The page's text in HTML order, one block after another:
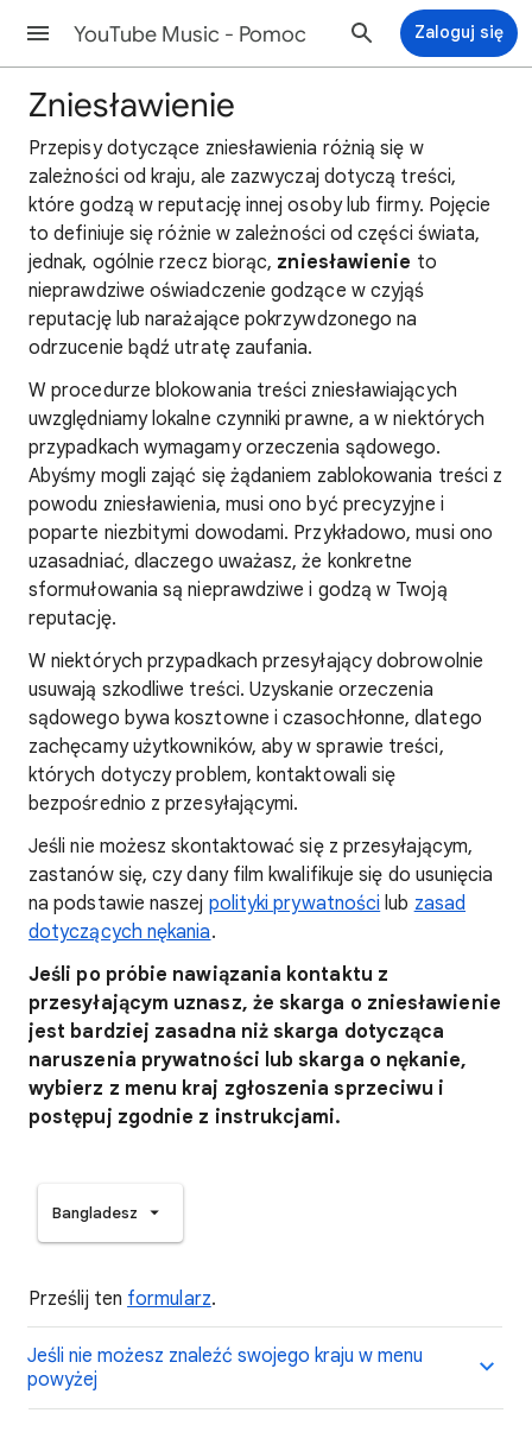
YouTube Music - Pomoc Zaloguj się
Zniesławienie
Przepisy dotyczące zniesławienia różnią się w
zależności od kraju, ale zazwyczaj dotyczą treści,
które godzą w reputację innej osoby lub firmy. Pojęcie
to definiuje się różnie w zależności od części świata,
jednak, ogólnie rzecz biorąc, zniesławienie to
nieprawdziwe oświadczenie godzące w czyjąś
reputację lub narażające pokrzywdzonego na
odrzucenie bądź utratę zaufania.
W procedurze blokowania treści zniesławiających
uwzględniamy lokalne czynniki prawne, a w niektórych
przypadkach wymagamy orzeczenia sądowego.
Abyśmy mogli zająć się żądaniem zablokowania treści z
powodu zniesławienia, musi ono być precyzyjne i
poparte niezbitymi dowodami. Przykładowo, musi ono
uzasadniać, dlaczego uważasz, że konkretne
sformułowania są nieprawdziwe i godzą w Twoją
reputację.
W niektórych przypadkach przesyłający dobrowolnie
usuwają szkodliwe treści. Uzyskanie orzeczenia
sądowego bywa kosztowne i czasochłonne, dlatego
zachęcamy użytkowników, aby w sprawie treści,
których dotyczy problem, kontaktowali się
bezpośrednio z przesyłającymi.
Jeśli nie możesz skontaktować się z przesyłającym,
zastanów się, czy dany film kwalifikuje się do usunięcia
na podstawie naszej polityki prywatności lub zasad
dotyczących nękania.
Jeśli po próbie nawiązania kontaktu z
przesyłającym uznasz, że skarga o zniesławienie
jest bardziej zasadna niż skarga dotycząca
naruszenia prywatności lub skarga o nękanie,
wybierz z menu kraj zgłoszenia sprzeciwu i
postępuj zgodnie z instrukcjami.
Bangladesz
Prześlij ten formularz.
Jeśli nie możesz znaleźć swojego kraju w menu
powyżej